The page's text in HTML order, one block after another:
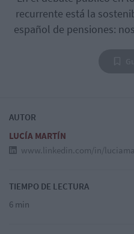
recurrente está la
español de pensiones:
AUTOR
LUCÍA MARTÍN
www.linkedin.com/in/
TIEMPO DE LECTURA
6 min